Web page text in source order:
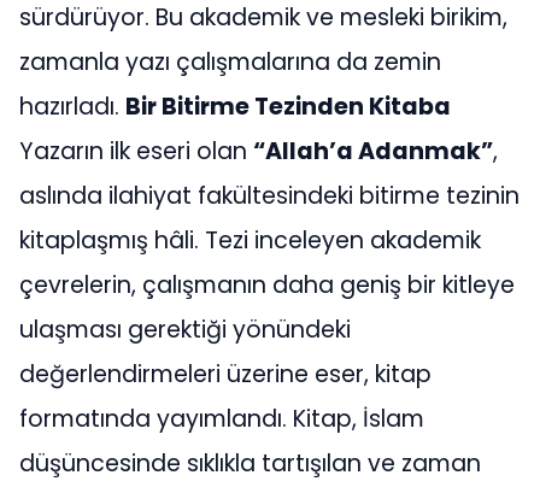
sürdürüyor. Bu akademik ve mesleki birikim,
zamanla yazı çalışmalarına da zemin
hazırladı. Bir Bitirme Tezinden Kitaba
Yazarın ilk eseri olan “Allah’a Adanmak”,
aslında ilahiyat fakültesindeki bitirme tezinin
kitaplaşmış hâli. Tezi inceleyen akademik
çevrelerin, çalışmanın daha geniş bir kitleye
ulaşması gerektiği yönündeki
değerlendirmeleri üzerine eser, kitap
formatında yayımlandı. Kitap, İslam
düşüncesinde sıklıkla tartışılan ve zaman